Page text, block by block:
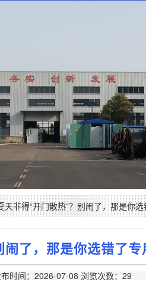
非得“开门散热”？别闹了，那是你
了，那是你选错了专
时间：2026-07-08 浏览次数：29